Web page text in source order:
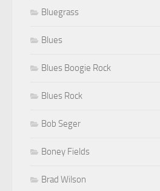
Bluegrass
Blues
Blues Boogie Rock
Blues Rock
Bob Seger
Boney Fields
Brad Wilson